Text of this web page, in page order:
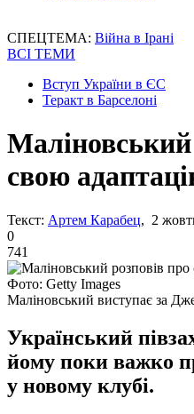
СПЕЦТЕМА: Війна в Ірані
ВСІ ТЕМИ
Вступ України в ЄС
Теракт в Барселоні
Маліновський
свою
Текст: Артем Карабец, 2
0
741
Фото: Getty Images
Маліновський виступає за
Український
йому поки важко
у новому клубі.